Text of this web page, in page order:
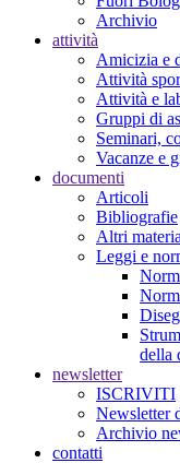
Archivio
attività
Amicizia e
Attività
Attività e
Gruppi di
Seminari,
Vacanze e
documenti
Articoli
Bibliografie
Altri
Leggi e
della
newsletter
ISCRIVITI
Newsletter
Archivio
contatti